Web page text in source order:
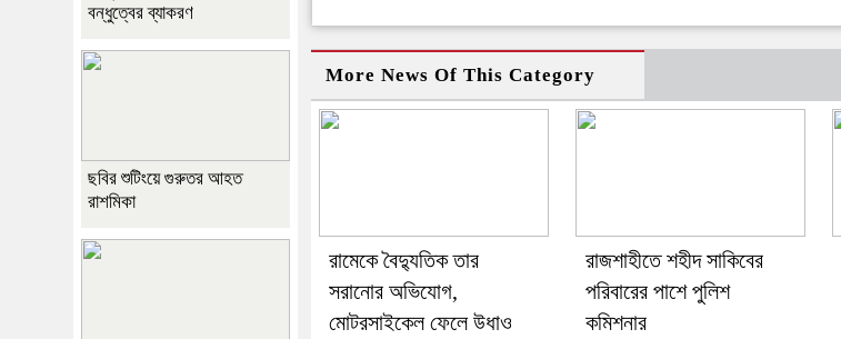
More News Of This Category
রামেকে বৈদ্যুতিক তার
সরানোর অভিযোগ,
মোটরসাইকেল ফেলে উধাও
রাজশাহীতে শহীদ সাকিবের
পরিবারের পাশে পুলিশ
কমিশনার
বন্ধুত্বের ব্যাকরণ
ছবির শুটিংয়ে গুরুতর আহত
রাশমিকা